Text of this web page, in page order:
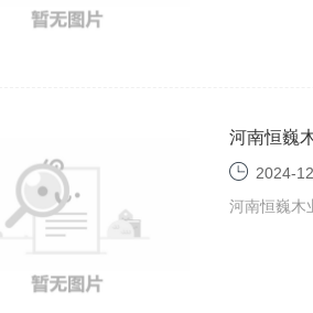
河南恒巍
测报告表
2024-
河南恒巍木